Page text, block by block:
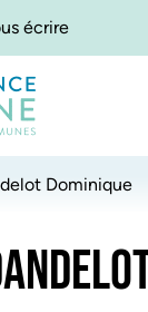
écrire
Garonne
Dominique